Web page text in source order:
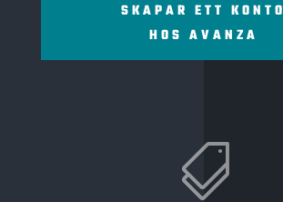
SKAPAR ETT KONTO
HOS AVANZA
